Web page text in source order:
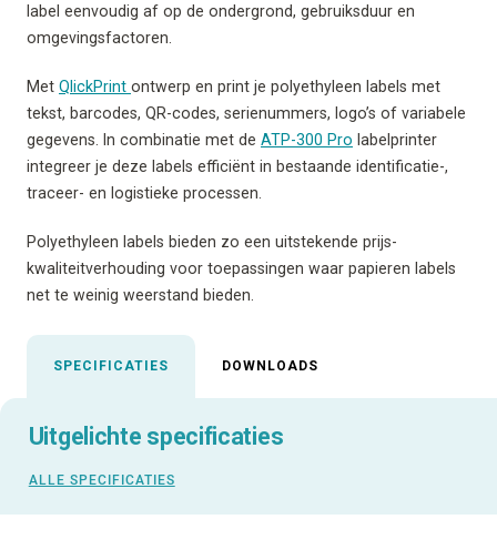
label eenvoudig af op de ondergrond, gebruiksduur en
omgevingsfactoren.
Met QlickPrint ontwerp en print je polyethyleen labels met
tekst, barcodes, QR-codes, serienummers, logo’s of variabele
gegevens. In combinatie met de ATP-300 Pro labelprinter
integreer je deze labels efficiënt in bestaande identificatie-,
traceer- en logistieke processen.
Polyethyleen labels bieden zo een uitstekende prijs-
kwaliteitverhouding voor toepassingen waar papieren labels
net te weinig weerstand bieden.
SPECIFICATIES DOWNLOADS
Uitgelichte specificaties
ALLE SPECIFICATIES